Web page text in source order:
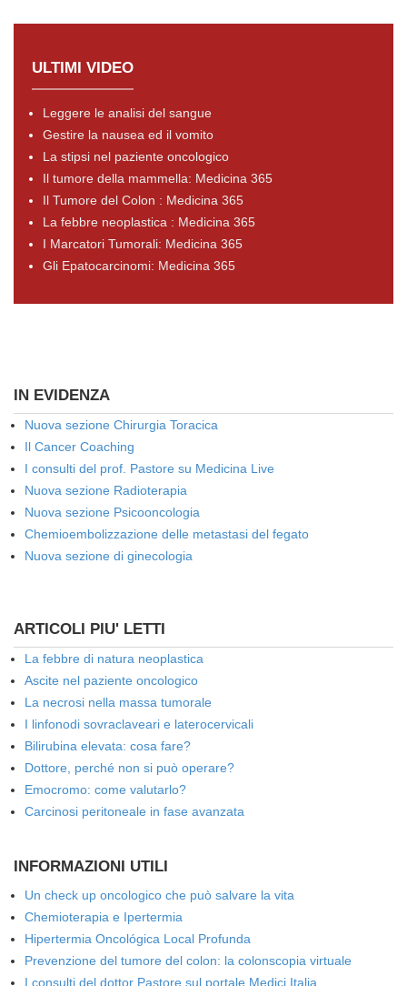
ULTIMI VIDEO
Leggere le analisi del sangue
Gestire la nausea ed il vomito
La stipsi nel paziente oncologico
Il tumore della mammella: Medicina 365
Il Tumore del Colon : Medicina 365
La febbre neoplastica : Medicina 365
I Marcatori Tumorali: Medicina 365
Gli Epatocarcinomi: Medicina 365
IN EVIDENZA
Nuova sezione Chirurgia Toracica
Il Cancer Coaching
I consulti del prof. Pastore su Medicina Live
Nuova sezione Radioterapia
Nuova sezione Psicooncologia
Chemioembolizzazione delle metastasi del fegato
Nuova sezione di ginecologia
ARTICOLI PIU' LETTI
La febbre di natura neoplastica
Ascite nel paziente oncologico
La necrosi nella massa tumorale
I linfonodi sovraclaveari e laterocervicali
Bilirubina elevata: cosa fare?
Dottore, perché non si può operare?
Emocromo: come valutarlo?
Carcinosi peritoneale in fase avanzata
INFORMAZIONI UTILI
Un check up oncologico che può salvare la vita
Chemioterapia e Ipertermia
Hipertermia Oncológica Local Profunda
Prevenzione del tumore del colon: la colonscopia virtuale
I consulti del dottor Pastore sul portale Medici Italia